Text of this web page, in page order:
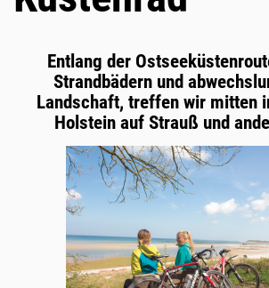
Entlang der
Strandbädern und
Landschaft, treffen wir mitten
Holstein auf Strauß und